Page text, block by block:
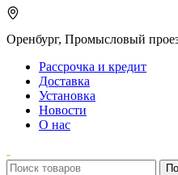
Оренбург, Промысловый
Рассрочка и кредит
Доставка
Установка
Новости
О нас